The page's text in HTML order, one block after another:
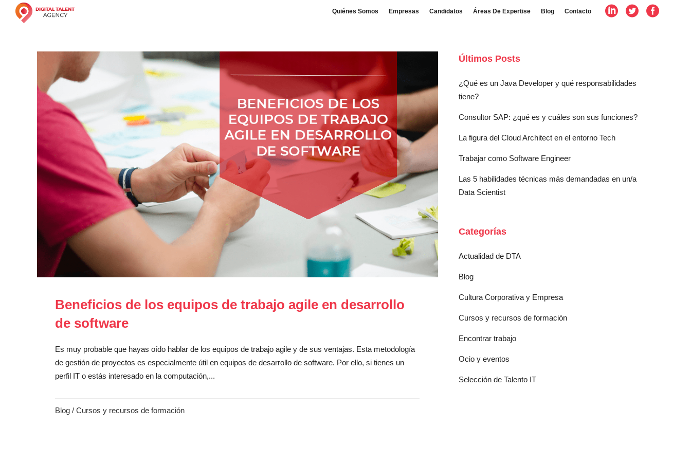
Quiénes Somos Empresas Candidatos Áreas De Expertise Blog Contacto
Beneficios de los equipos de trabajo agile en desarrollo
de software
Es muy probable que hayas oído hablar de los equipos de trabajo agile y de sus ventajas. Esta metodología
de gestión de proyectos es especialmente útil en equipos de desarrollo de software. Por ello, si tienes un
perfil IT o estás interesado en la computación,...
Blog / Cursos y recursos de formación
Últimos Posts
¿Qué es un Java Developer y qué responsabilidades
tiene?
Consultor SAP: ¿qué es y cuáles son sus funciones?
La figura del Cloud Architect en el entorno Tech
Trabajar como Software Engineer
Las 5 habilidades técnicas más demandadas en un/a
Data Scientist
Categorías
Actualidad de DTA
Blog
Cultura Corporativa y Empresa
Cursos y recursos de formación
Encontrar trabajo
Ocio y eventos
Selección de Talento IT